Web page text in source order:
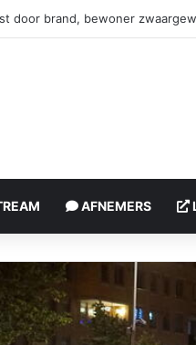
| Oosterduinpad Ouddorp
AFNEMERS